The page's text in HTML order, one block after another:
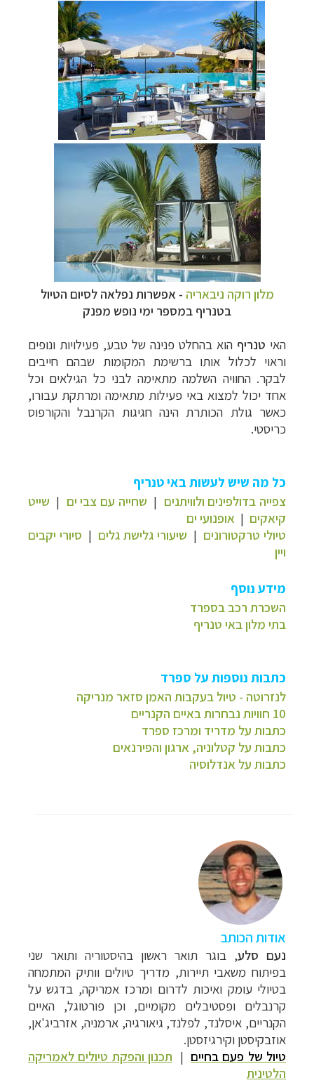
מלון רוקה ניבאריה - אפשרות נפלאה לסיום הטיול
בטנריף במספר ימי נופש מפנק
האי טנריף הוא בהחלט פנינה של טבע, פעילויות ונופים
וראוי לכלול אותו ברשימת המקומות שבהם חייבים
לבקר. החוויה השלמה מתאימה לבני כל הגילאים וכל
אחד יכול למצוא באי פעילות מתאימה ומרתקת עבורו,
כאשר גולת הכותרת הינה חגיגות הקרנבל והקורפוס
כריסטי.
כל מה שיש לעשות באי טנריף
צפייה בדולפינים ולוויתנים | שחייה עם צבי ים | שייט
קיאקים | אופנועי ים
טיולי טרקטורונים | שיעורי גלישת גלים | סיורי יקבים
ויין
מידע נוסף
השכרת רכב בספרד
בתי מלון באי טנריף
כתבות נוספות על ספרד
לנזרוטה - טיול בעקבות האמן סזאר מנריקה
10 חוויות נבחרות באיים הקנריים
כתבות על מדריד ומרכז ספרד
כתבות על קטלוניה, ארגון והפירנאים
כתבות על אנדלוסיה
אודות הכותב
נעם סלע, בוגר תואר ראשון בהיסטוריה ותואר שני
בפיתוח משאבי תיירות, מדריך טיולים וותיק המתמחה
בטיולי עומק ואיכות לדרום ומרכז אמריקה, בדגש על
קרנבלים ופסטיבלים מקומיים, וכן פורטוגל, האיים
הקנריים, איסלנד, לפלנד, גיאורגיה, ארמניה, אזרביג'אן,
אוזבקיסטן וקירגיזסטן.
טיול של פעם בחיים| תכנון והפקת טיולים לאמריקה
הלטינית